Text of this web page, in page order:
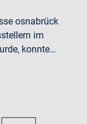
osnabrück
im
konnte…